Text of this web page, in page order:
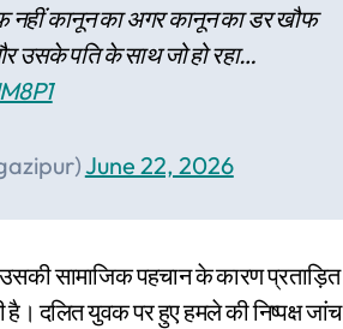
नहीं कानून का अगर कानून का डर खौफ
उसके पति के साथ जो हो रहा…
June 22, 2026
सामाजिक पहचान के कारण प्रताड़ित
दलित युवक पर हुए हमले की निष्पक्ष जांच